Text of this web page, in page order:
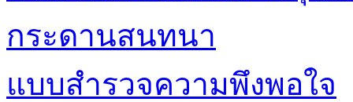
กระดานสนทนา
แบบสำรวจความพึงพอใจ